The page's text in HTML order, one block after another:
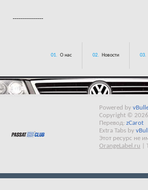
---------------
01. О нас 02. Новости 03.
Powered by
Copyright ©
Перевод: zCarot
Extra Tabs by
Этот ресурс не
OrangeLabel.ru